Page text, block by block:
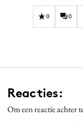
0 0
Reacties:
Om een reactie achter